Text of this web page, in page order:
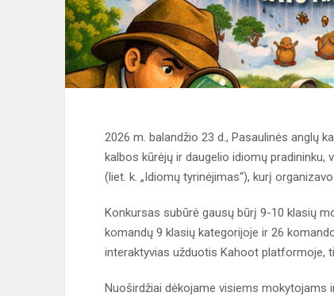
2026 m. balandžio 23 d., Pasaulinės anglų
kalbos kūrėjų ir daugelio idiomų pradininku,
(liet. k. „Idiomų tyrinėjimas“), kurį
Konkursas subūrė gausų būrį 9-10 klasių
komandų 9 klasių kategorijoje ir 26
interaktyvias užduotis Kahoot platformoje,
Nuoširdžiai dėkojame visiems mokytojams